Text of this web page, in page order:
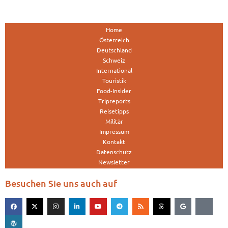
Home
Österreich
Deutschland
Schweiz
International
Touristik
Food-Insider
Tripreports
Reisetipps
Militär
Impressum
Kontakt
Datenschutz
Newsletter
Besuchen Sie uns auch auf